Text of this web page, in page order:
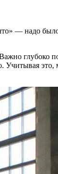
— надо было
глубоко
Учитывая